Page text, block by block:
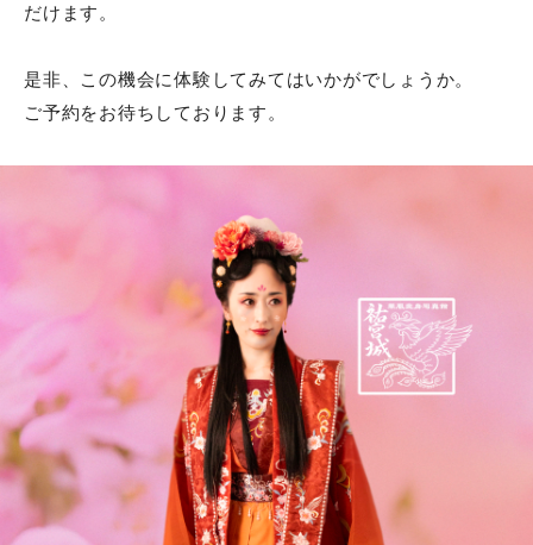
だけます。
是非、この機会に体験してみてはいかがでしょうか。
ご予約をお待ちしております。